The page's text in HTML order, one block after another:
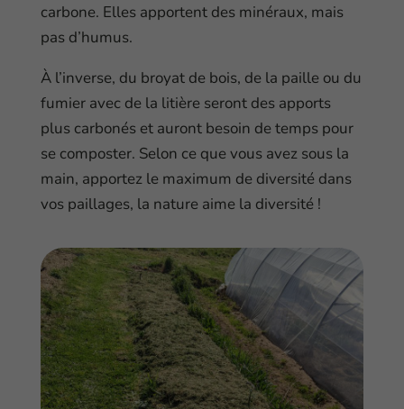
carbone. Elles apportent des minéraux, mais
pas d’humus.
À l’inverse, du broyat de bois, de la paille ou du
fumier avec de la litière seront des apports
plus carbonés et auront besoin de temps pour
se composter. Selon ce que vous avez sous la
main, apportez le maximum de diversité dans
vos paillages, la nature aime la diversité !